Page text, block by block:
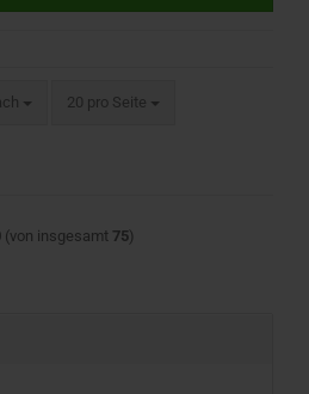
20 pro Seite
pro Seite
(von insgesamt 75)